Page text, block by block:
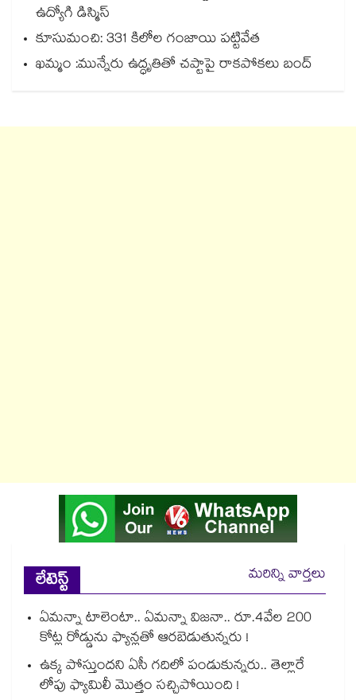
ఉద్యోగి డిస్మిస్
కూసుమంచి: 331 కిలోల గంజాయి పట్టివేత
ఖమ్మం :మున్నేరు ఉద్ధృతితో చప్టాపై రాకపోకలు బంద్
లేటెస్ట్
మరిన్ని వార్తలు
ఏమన్నా టాలెంటా.. ఏమన్నా విజనా.. రూ.4వేల 200
కోట్ల రోడ్డును ఫ్యాన్లతో ఆరబెడుతున్నరు !
ఉక్క పోస్తుందని ఏసీ గదిలో పండుకున్నరు.. తెల్లారే
లోపు ఫ్యామిలీ మొత్తం సచ్చిపోయింది !